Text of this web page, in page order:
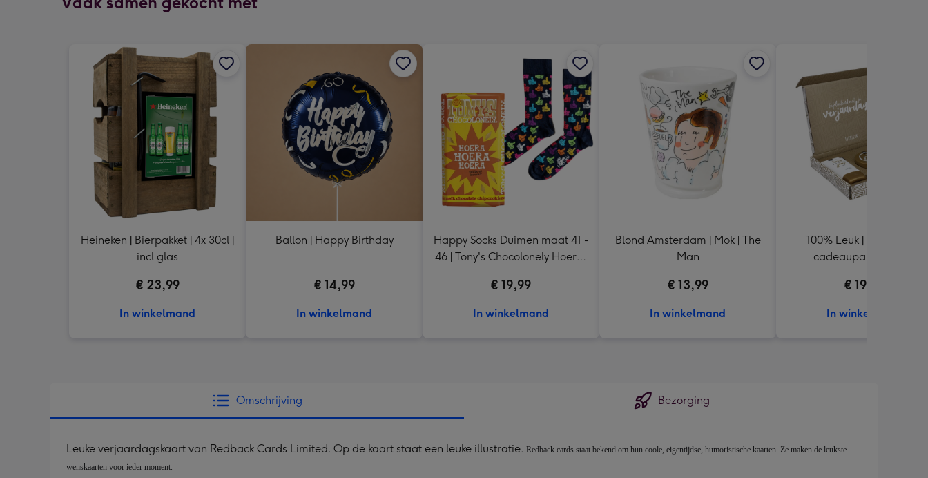
Heineken | Bierpakket | 4x 30cl |
incl glas
€ 23,99
In winkelmand
Ballon | Happy Birthday
€ 14,99
In winkelmand
Happy Socks Duimen maat 41 -
46 | Tony's Chocolonely Hoera,
€ 19,99
In winkelmand
Blond Amsterdam | Mok | The
Man
€ 13,99
In winkelmand
100% Leuk | Brievenbus
cadeaupakket | Fijne
€ 19,95
In winkelmand
Omschrijving Bezorging
Leuke verjaardagskaart van Redback Cards Limited. Op de kaart staat een leuke illustratie. Redback cards staat ​​bekend om hun coole, eigentijdse, humoristische kaarten. Ze maken de leukste
wenskaarten voor ieder moment.